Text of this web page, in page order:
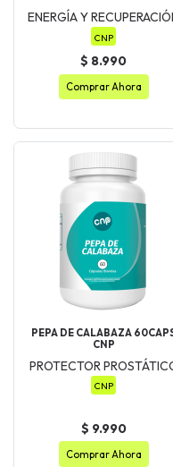
ENERGÍA Y
CNP
$ 8.990
Comprar Ahora
PEPA DE CALABAZA
CNP
PROTECTOR
CNP
$ 9.990
Comprar Ahora